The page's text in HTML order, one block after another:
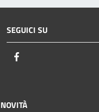
SEGUICI SU
NOVITÀ